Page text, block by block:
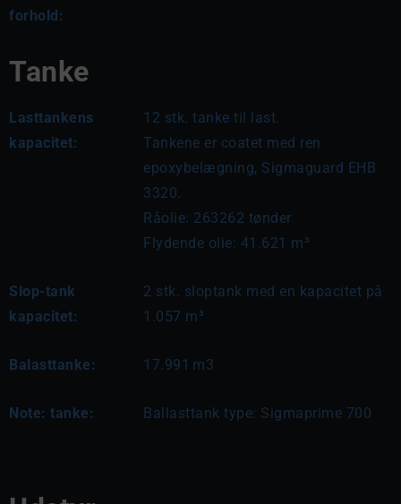
forhold:
Tanke
Lasttankens
kapacitet:
12 stk. tanke til last.
Tankene er coatet med ren
epoxybelægning, Sigmaguard EHB
3320.
Råolie: 263262 tønder
Flydende olie: 41.621 m³
Slop-tank
kapacitet:
2 stk. sloptank med en kapacitet på
1.057 m³
Balasttanke: 17.991 m3
Note: tanke: Ballasttank type: Sigmaprime 700